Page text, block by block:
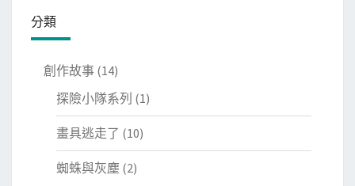
分類
創作故事 (14)
探險小隊系列 (1)
畫具逃走了 (10)
蜘蛛與灰塵 (2)